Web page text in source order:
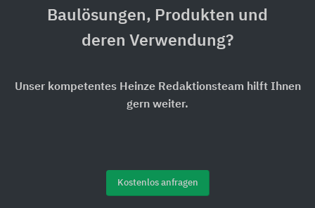
Baulösungen, Produkten und
deren Verwendung?
Unser kompetentes Heinze Redaktionsteam hilft Ihnen
gern weiter.
Kostenlos anfragen